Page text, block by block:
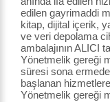
edilen gayrimaddi
kitap, dijital içerik,
ve veri depolama
ambalajının ALICI
Yönetmelik gereği
süresi sona
başlanan
Yönetmelik gereği